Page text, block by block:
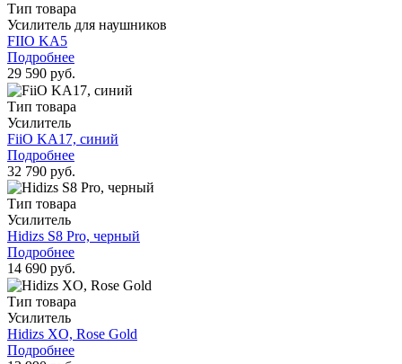
Тип товара
Усилитель для наушников
FIIO KA5
Подробнее
29 590 руб.
Тип товара
Усилитель
FiiO KA17, синий
Подробнее
32 790 руб.
Тип товара
Усилитель
Hidizs S8 Pro, черный
Подробнее
14 690 руб.
Тип товара
Усилитель
Hidizs XO, Rose Gold
Подробнее